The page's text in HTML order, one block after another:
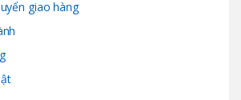
giao hàng